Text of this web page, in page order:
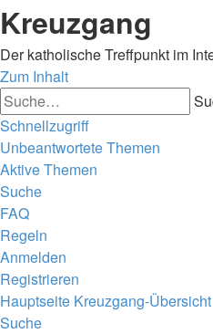
Kreuzgang
Der katholische Treffpunkt im
Zum Inhalt
Schnellzugriff
Unbeantwortete Themen
Aktive Themen
Suche
FAQ
Regeln
Anmelden
Registrieren
Hauptseite Kreuzgang-Übersicht
Suche